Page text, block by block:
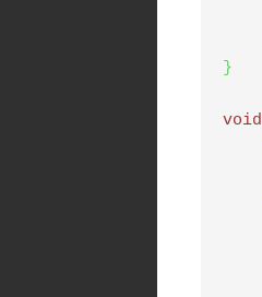
}
void